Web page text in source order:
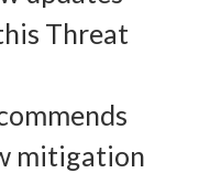
Threat
mitigation